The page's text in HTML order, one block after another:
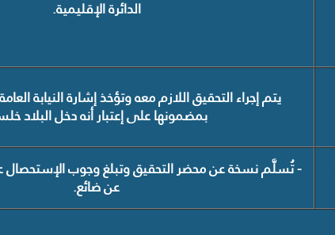
الدائرة الإقليمية.
يتم إجراء التحقيق اللازم معه وتؤخذ إشارة النيابة
بمضمونها على إعتبار أنه دخل البلاد
- تُسلَّم نسخة عن محضر التحقيق وتبلغ وجوب الإستحصال
عن ضائع.